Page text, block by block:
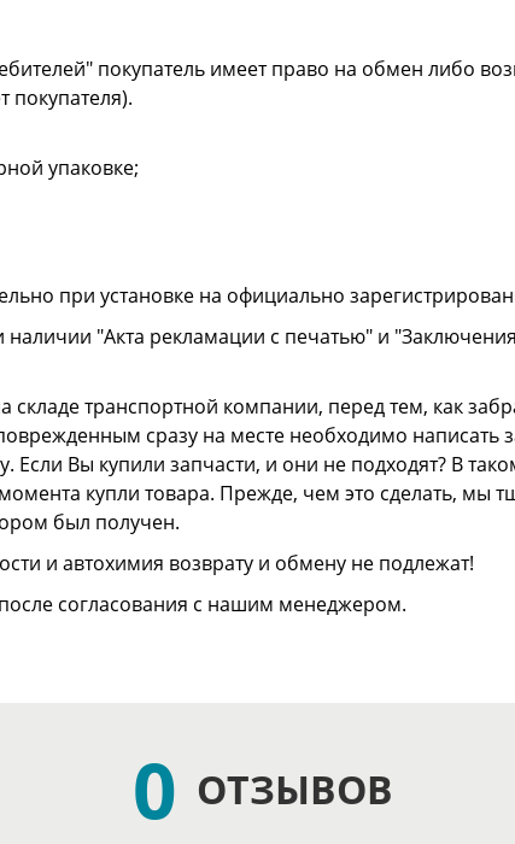
покупатель имеет право на обмен либо
покупателя).
упаковке;
при установке на официально
наличии "Акта рекламации с печатью" и
транспортной компании, перед тем, как
сразу на месте необходимо
Если Вы купили запчасти, и они не подходят? В
купли товара. Прежде, чем это сделать,
был получен.
и автохимия возврату и обмену не подлежат!
согласования с нашим менеджером.
0 ОТЗЫВОВ